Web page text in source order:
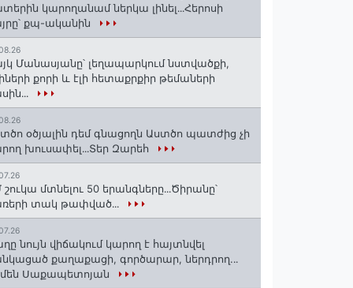
կարողանամ ներկա լինել․․․Հերոսի
քպ-ականին
Մանասյանը՝ լեղապարկում նստվածքի,
քորի և էլի հետաքրքիր թեմաների
օծյալին դեմ գնացողն Աստծո պատժից չի
խուսափել․․․Տեր Զարեհ
շուկա մտնելու 50 երանգները․․․Ծիրանը՝
տակ թափված․․․
նույն վիճակում կարող է հայտնվել
քաղաքացի, գործարար, ներդրող.․․
Սաքապետոյան